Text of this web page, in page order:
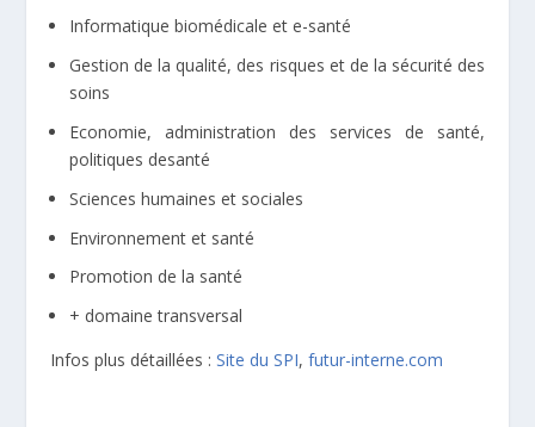
Informatique biomédicale et e-santé
Gestion de la qualité, des risques et de la sécurité des
soins
Economie, administration des services de santé,
politiques desanté
Sciences humaines et sociales
Environnement et santé
Promotion de la santé
+ domaine transversal
Infos plus détaillées :Site du SPI,futur-interne.com